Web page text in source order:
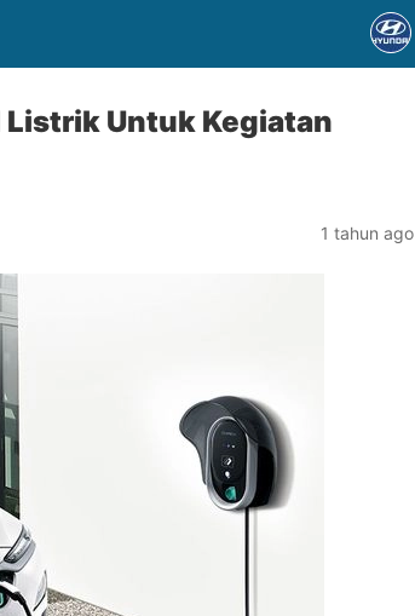
Listrik Untuk Kegiatan
1 tahun ago